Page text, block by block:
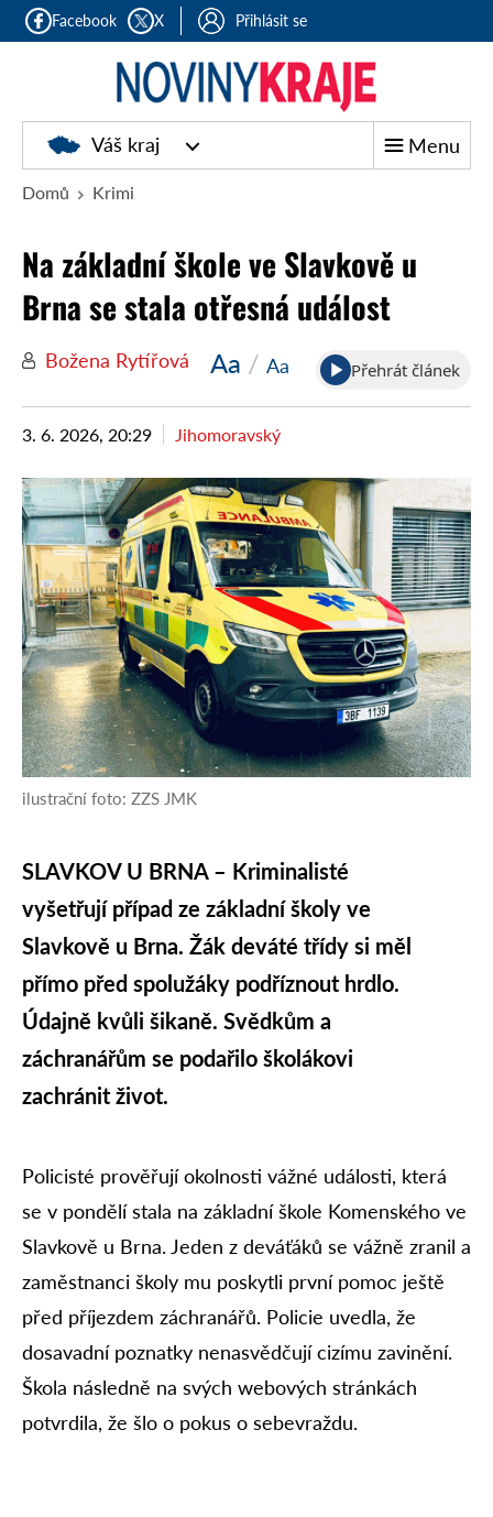
Facebook X Přihlásit se
Noviny
kraje
Váš kraj Menu
Domů Krimi
Na základní škole ve Slavkově u
Brna se stala otřesná událost
Božena Rytířová Aa / Aa Přehrát článek
3. 6. 2026, 20:29 Jihomoravský
ilustrační foto: ZZS JMK
SLAVKOV U BRNA – Kriminalisté
vyšetřují případ ze základní školy ve
Slavkově u Brna. Žák deváté třídy si měl
přímo před spolužáky podříznout hrdlo.
Údajně kvůli šikaně. Svědkům a
záchranářům se podařilo školákovi
zachránit život.
Policisté prověřují okolnosti vážné události, která
se v pondělí stala na základní škole Komenského ve
Slavkově u Brna. Jeden z deváťáků se vážně zranil a
zaměstnanci školy mu poskytli první pomoc ještě
před příjezdem záchranářů. Policie uvedla, že
dosavadní poznatky nenasvědčují cizímu zavinění.
Škola následně na svých webových stránkách
potvrdila, že šlo o pokus o sebevraždu.